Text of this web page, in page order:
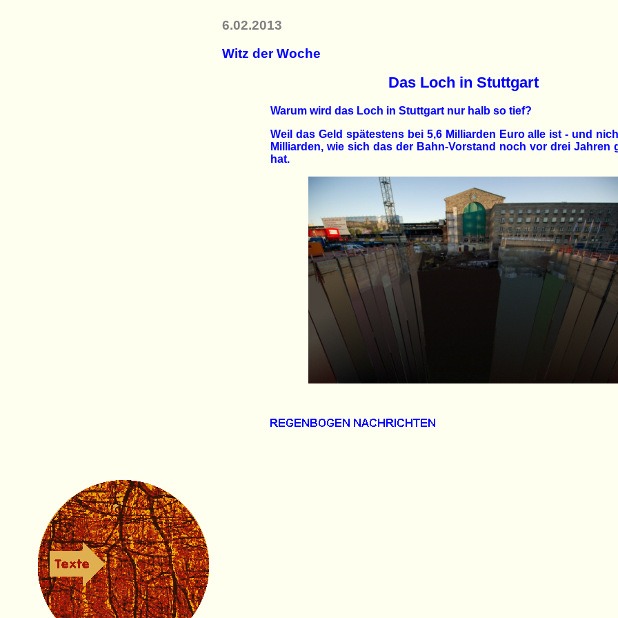
6.02.2013
Witz der Woche
Das Loch in Stuttgart
Warum wird das Loch in Stuttgart nur halb so tief?
Weil das Geld spätestens bei 5,6 Milliarden Euro alle ist - und
Milliarden, wie sich das der Bahn-Vorstand noch vor drei Jahren
hat.